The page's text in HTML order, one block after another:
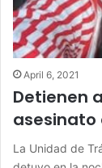
April 6, 2021
Detienen
asesinato
La Unidad de